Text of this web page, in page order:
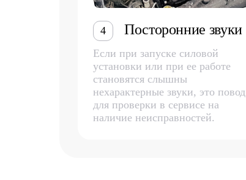
4 Посторонние звуки
Если при запуске силовой
установки или при ее работе
становятся слышны
нехарактерные звуки, это повод
для проверки в сервисе на
наличие неисправностей.